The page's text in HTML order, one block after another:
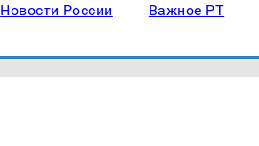
Новости России Важное РТ